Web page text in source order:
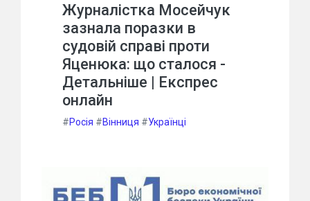
Журналістка Мосейчук
зазнала поразки в
судовій справі проти
Яценюка: що сталося -
Детальніше | Експрес
онлайн
#Росія #Вінниця #Українці